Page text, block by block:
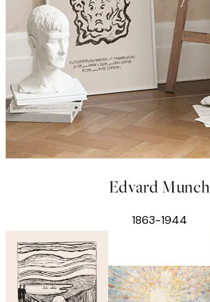
Edvard Munch
1863-1944